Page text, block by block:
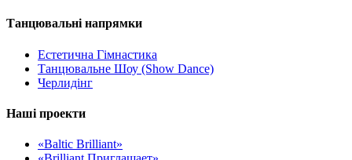
Танцювальні напрямки
Естетична Гімнастика
Танцювальне Шоу (Show Dance)
Черлидінг
Наші проекти
«Baltic Brilliant»